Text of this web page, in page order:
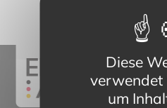
Diese
verwendet
um